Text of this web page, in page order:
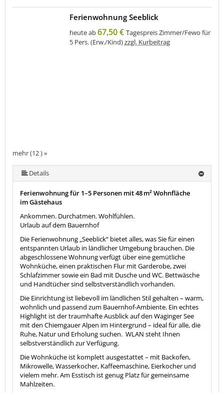
mehr (12 ) »
mehr (12 ) »
mehr (12 ) »
mehr (12 ) »
mehr (12 ) »
mehr (12 ) »
mehr (12 ) »
mehr (12 ) »
mehr (12 ) »
Ferienwohnung Seeblick
heute ab67,50 € Tagespreis Zimmer/Fewo für
5 Pers. (Erw./Kind)zzgl. Kurbeitrag
Details
Ferienwohnung für 1–5 Personen mit 48 m² Wohnfläche
im Gästehaus
Ankommen. Durchatmen. Wohlfühlen.
Urlaub auf dem Bauernhof
Die Ferienwohnung „Seeblick“ bietet alles, was Sie für einen
entspannten Urlaub in ländlicher Umgebung brauchen. Die
abgeschlossene Wohnung verfügt über eine gemütliche
Wohnküche, einen praktischen Flur mit Garderobe, zwei
Schlafzimmer sowie ein Bad mit Dusche und WC. Bettwäsche
und Handtücher sind selbstverständlich vorhanden.
Die Einrichtung ist liebevoll im ländlichen Stil gehalten – warm,
wohnlich und passend zum Bauernhof-Ambiente. Ein echtes
Highlight ist der traumhafte Ausblick auf den Waginger See
mit den Chiemgauer Alpen im Hintergrund – ideal für alle, die
Ruhe, Natur und Erholung suchen. WLAN steht Ihnen
selbstverständlich zur Verfügung.
Die Wohnküche ist komplett ausgestattet – mit Backofen,
Mikrowelle, Wasserkocher, Kaffeemaschine, Eierkocher und
vielem mehr. Am Esstisch ist genug Platz für gemeinsame
Mahlzeiten.